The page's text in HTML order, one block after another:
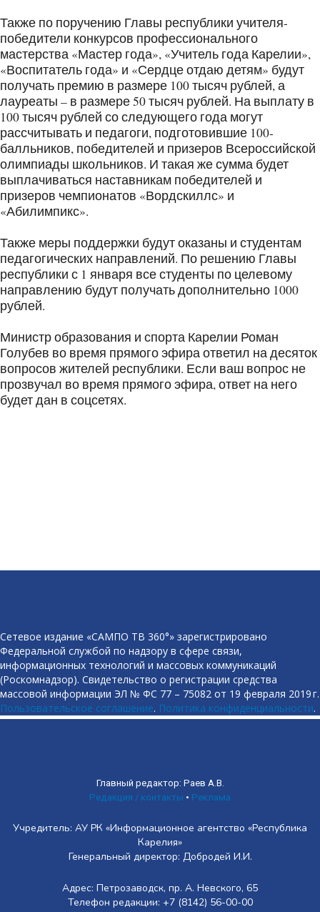
Также по поручению Главы республики учителя-
победители конкурсов профессионального
мастерства «Мастер года», «Учитель года Карелии»,
«Воспитатель года» и «Сердце отдаю детям» будут
получать премию в размере 100 тысяч рублей, а
лауреаты – в размере 50 тысяч рублей. На выплату в
100 тысяч рублей со следующего года могут
рассчитывать и педагоги, подготовившие 100-
балльников, победителей и призеров Всероссийской
олимпиады школьников. И такая же сумма будет
выплачиваться наставникам победителей и
призеров чемпионатов «Вордскиллс» и
«Абилимпикс».
Также меры поддержки будут оказаны и студентам
педагогических направлений. По решению Главы
республики с 1 января все студенты по целевому
направлению будут получать дополнительно 1000
рублей.
Министр образования и спорта Карелии Роман
Голубев во время прямого эфира ответил на десяток
вопросов жителей республики. Если ваш вопрос не
прозвучал во время прямого эфира, ответ на него
будет дан в соцсетях.
Сетевое издание «САМПО ТВ 360°» зарегистрировано
Федеральной службой по надзору в сфере связи,
информационных технологий и массовых коммуникаций
(Роскомнадзор). Свидетельство о регистрации средства
массовой информации ЭЛ № ФС 77 – 75082 от 19 февраля 2019 г.
Пользовательское соглашение. Политика конфиденциальности.
Главный редактор: Раев А.В.
Редакция / контакты • Реклама
Учредитель: АУ РК «Информационное агентство «Республика
Карелия»
Генеральный директор: Добродей И.И.
Адрес: Петрозаводск, пр. А. Невского, 65
Телефон редакции: +7 (8142) 56-00-00